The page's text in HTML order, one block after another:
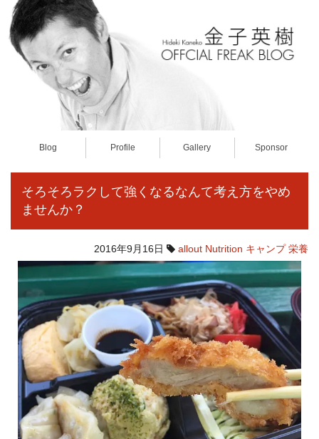
Blog Profile Gallery Sponsor
そろそろラクして強くなるなんて考え方をやめ
ませんか？
2016年9月16日 allout Nutrition キャンプ 栄養